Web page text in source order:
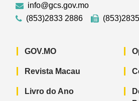
info@gcs.gov.mo
(853)2833 2886
GOV.MO
Revista Macau
Livro do Ano